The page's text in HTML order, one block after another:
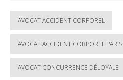
AVOCAT ACCIDENT CORPOREL
AVOCAT ACCIDENT CORPOREL PARIS
AVOCAT CONCURRENCE DÉLOYALE